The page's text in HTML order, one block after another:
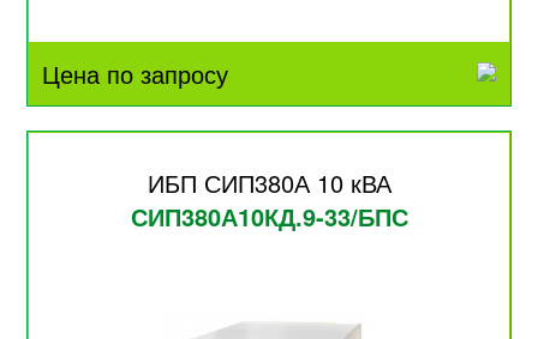
Цена по запросу
ИБП СИП380А 10 кВА
СИП380А10КД.9-33/БПС